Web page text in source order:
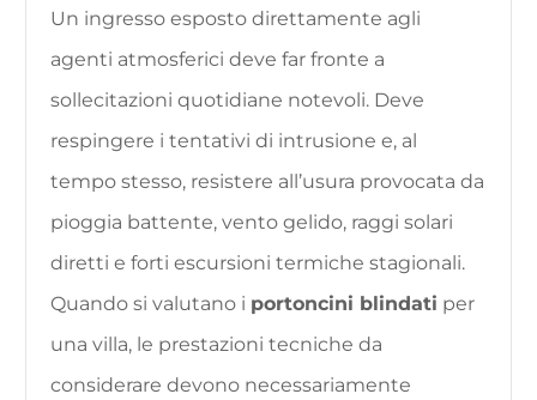
Un ingresso esposto direttamente agli
agenti atmosferici deve far fronte a
sollecitazioni quotidiane notevoli. Deve
respingere i tentativi di intrusione e, al
tempo stesso, resistere all’usura provocata da
pioggia battente, vento gelido, raggi solari
diretti e forti escursioni termiche stagionali.
Quando si valutano i portoncini blindati per
una villa, le prestazioni tecniche da
considerare devono necessariamente